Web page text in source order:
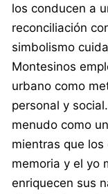
los conducen a
reconciliación
simbolismo
Montesinos
urbano como
personal y
menudo como
mientras que
memoria y el yo
enriquecen sus